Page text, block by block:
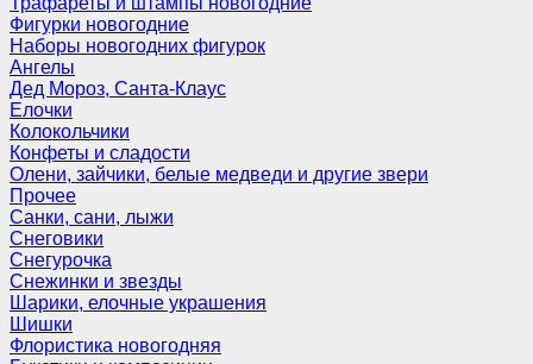
Фигурки новогодние
Наборы новогодних фигурок
Ангелы
Дед Мороз, Санта-Клаус
Елочки
Колокольчики
Конфеты и сладости
Олени, зайчики, белые медведи и другие звери
Прочее
Санки, сани, лыжи
Снеговики
Снегурочка
Снежинки и звезды
Шарики, елочные украшения
Шишки
Флористика новогодняя